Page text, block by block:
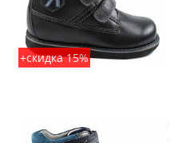
+скидка 15%